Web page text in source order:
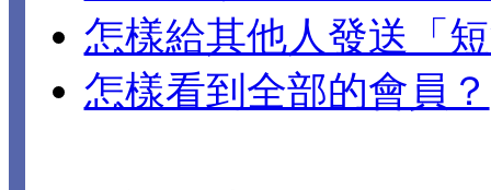
怎樣給其他人發送「
怎樣看到全部的會員？